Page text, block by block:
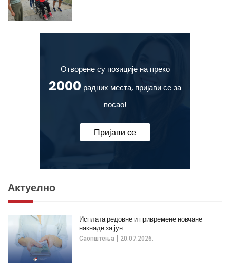
Отворене су позиције на преко
2000 радних места, пријави се за
посао!
Пријави се
Актуелно
Саопштења 20.07.2026.
Исплата редовне и привремене новчане
накнаде за јун